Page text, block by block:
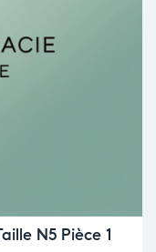
N5 Pièce 1